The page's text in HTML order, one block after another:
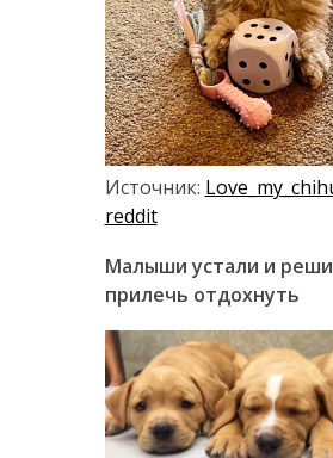
Источник:
reddit
Малыши устали и
прилечь отдохнуть